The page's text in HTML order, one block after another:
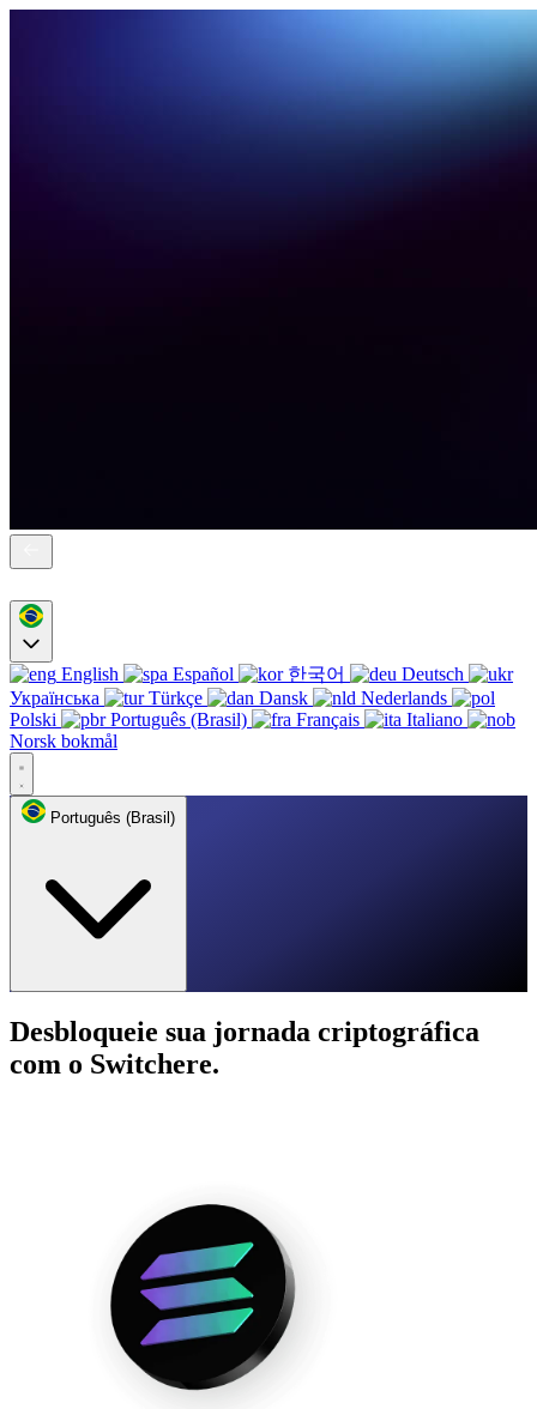
English Español 한국어
Deutsch
Українська
Türkçe Dansk
Nederlands
Polski
Português (Brasil) Français
Italiano
Norsk bokmål
Português (Brasil)
Desbloqueie sua jornada criptográfica
com o Switchere.